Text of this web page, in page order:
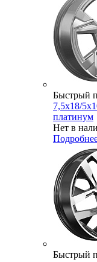
Быстрый
7,5x18/
платинум
Нет в
Быстрый